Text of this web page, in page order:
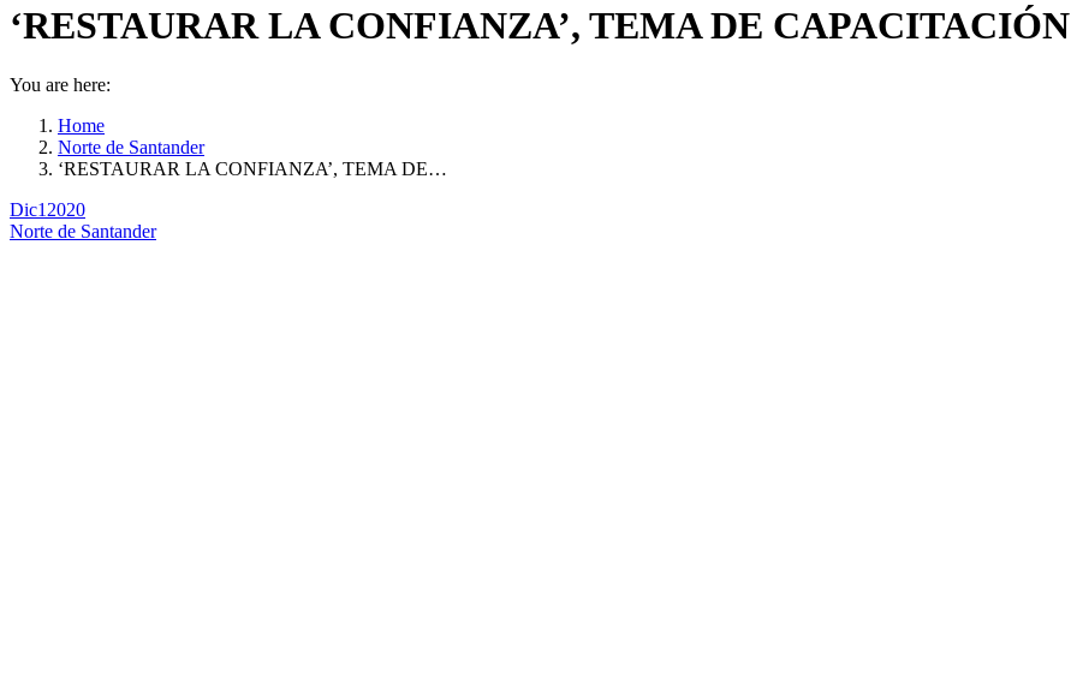
‘RESTAURAR LA CONFIANZA’, TEMA DE
You are here:
Home
Norte de Santander
‘RESTAURAR LA CONFIANZA’, TEMA DE…
Dic1 2020
Norte de Santander